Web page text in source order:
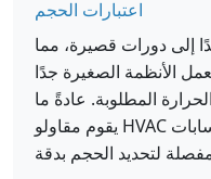
اعتبارات الحجم
إلى دورات قصيرة، مما
الأنظمة الصغيرة جدًا
المطلوبة. عادةً ما
يقوم مقاولو HVAC المحترفون بإجراء حسابات Manual J